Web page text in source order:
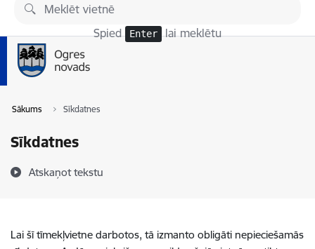
Pāriet uz lapas saturu
Spied Enter lai meklētu
Sākums Sīkdatnes
Sīkdatnes
Atskaņot tekstu
Lai šī tīmekļvietne darbotos, tā izmanto obligāti nepieciešamās